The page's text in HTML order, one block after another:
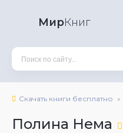
МирКниг
Скачать книги бесплатно
Полина Нема